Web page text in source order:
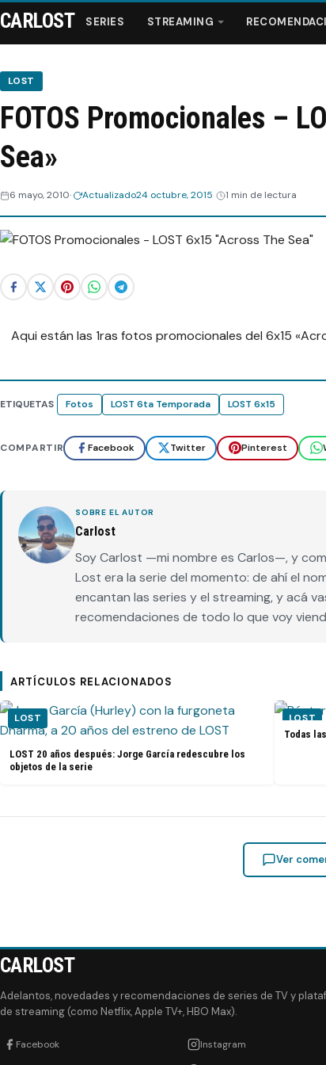
Series
Streaming
Webisodios
CARLOST SERIES STREAMING
LOST
FOTOS Promocionales –
Sea»
6 mayo, 2010 Actualizado24 octubre, 2015 1 min de lectura
Aqui están las 1ras fotos promocionales del 6x15
ETIQUETAS Fotos LOST 6ta Temporada LOST 6x15
COMPARTIR Facebook Twitter Pinterest
SOBRE EL AUTOR
Carlost
Soy Carlost —mi nombre es Carlos—, y
Lost era la serie del momento: de ahí el
encantan las series y el streaming, y acá
recomendaciones de todo lo que voy
ARTÍCULOS RELACIONADOS
LOST
LOST 20 años después: Jorge García redescubre los
objetos de la serie
LOST
Todas
Ver
CARLOST
Adelantos, novedades y recomendaciones de series de TV y
de streaming (como Netflix, Apple TV+, HBO Max).
Facebook Instagram